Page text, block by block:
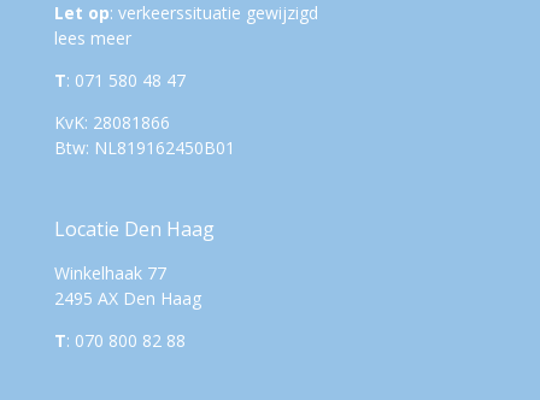
Let op: verkeerssituatie gewijzigd
lees meer
T: 071 580 48 47
KvK: 28081866
Btw: NL819162450B01
Locatie Den Haag
Winkelhaak 77
2495 AX Den Haag
T: 070 800 82 88